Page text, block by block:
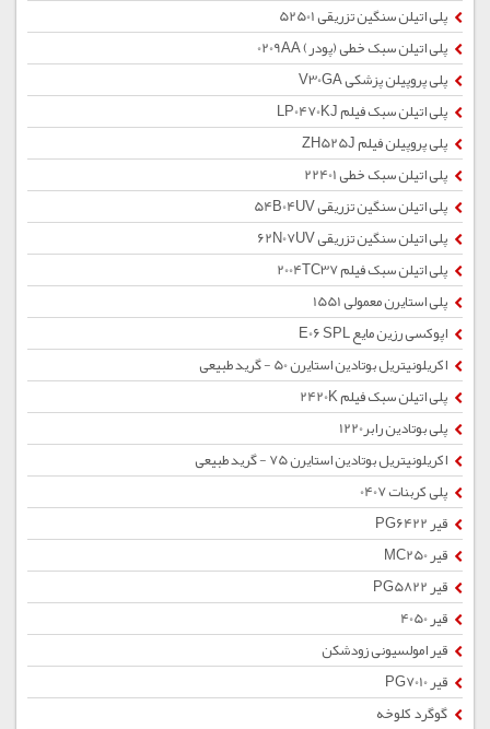
پلی اتیلن سنگین تزریقی 52501
پلی اتیلن سبک خطی (پودر) 0209AA
پلی پروپیلن پزشکی V30GA
پلی اتیلن سبک فیلم LP0470KJ
پلی پروپیلن فیلم ZH525J
پلی اتیلن سبک خطی 22401
پلی اتیلن سنگین تزریقی 54B04UV
پلی اتیلن سنگین تزریقی 62N07UV
پلی اتیلن سبک فیلم 2004TC37
پلی استایرن معمولی 1551
اپوکسی رزین مایع E06 SPL
اکریلونیتریل بوتادین استایرن 50 - گرید طبیعی
پلی اتیلن سبک فیلم 2420K
پلی بوتادین رابر1220
اکریلونیتریل بوتادین استایرن 75 - گرید طبیعی
پلی کربنات 0407
قیر PG6422
قیر MC250
قیر PG5822
قیر 4050
قیر امولسیونی زودشکن
قیر PG7010
گوگرد کلوخه